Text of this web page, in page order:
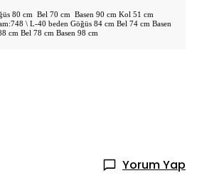
80 cm Bel 70 cm Basen 90 cm Kol 51 cm
\ L-40 beden Göğüs 84 cm Bel 74 cm Basen
cm Bel 78 cm Basen 98 cm
Yorum Yap